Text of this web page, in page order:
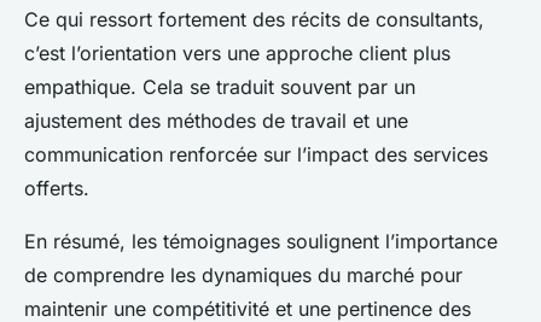
Ce qui ressort fortement des récits de consultants,
c’est l’orientation vers une approche client plus
empathique. Cela se traduit souvent par un
ajustement des méthodes de travail et une
communication renforcée sur l’impact des services
offerts.
En résumé, les témoignages soulignent l’importance
de comprendre les dynamiques du marché pour
maintenir une compétitivité et une pertinence des